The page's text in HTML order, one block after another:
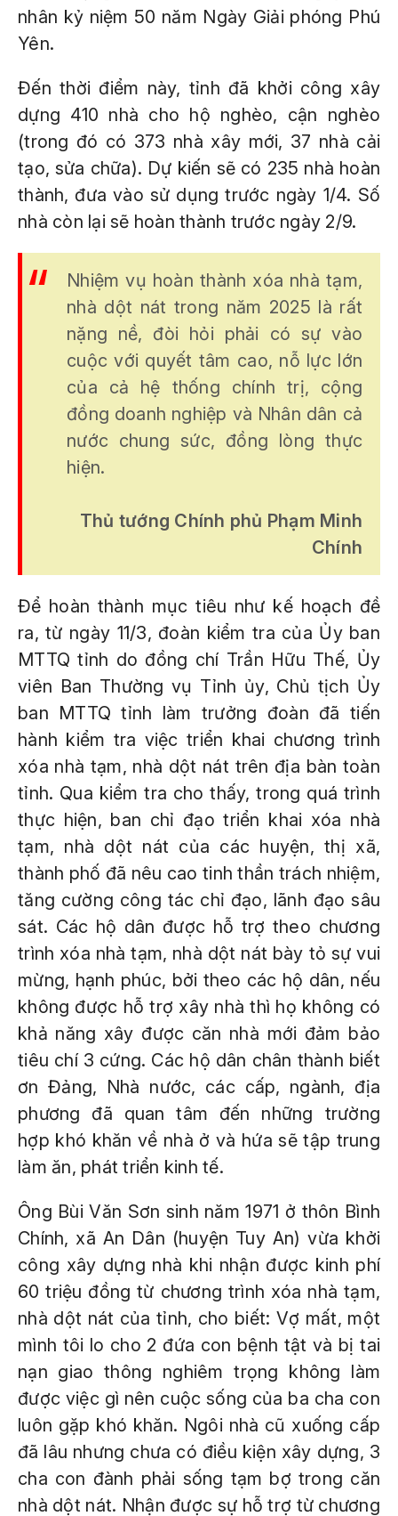
nhân kỷ niệm 50 năm Ngày Giải phóng Phú
Yên.
Đến thời điểm này, tỉnh đã khởi công xây
dựng 410 nhà cho hộ nghèo, cận nghèo
(trong đó có 373 nhà xây mới, 37 nhà cải
tạo, sửa chữa). Dự kiến sẽ có 235 nhà hoàn
thành, đưa vào sử dụng trước ngày 1/4. Số
nhà còn lại sẽ hoàn thành trước ngày 2/9.
Nhiệm vụ hoàn thành xóa nhà tạm,
nhà dột nát trong năm 2025 là rất
nặng nề, đòi hỏi phải có sự vào
cuộc với quyết tâm cao, nỗ lực lớn
của cả hệ thống chính trị, cộng
đồng doanh nghiệp và Nhân dân cả
nước chung sức, đồng lòng thực
hiện.
Thủ tướng Chính phủ Phạm Minh
Chính
Để hoàn thành mục tiêu như kế hoạch đề
ra, từ ngày 11/3, đoàn kiểm tra của Ủy ban
MTTQ tỉnh do đồng chí Trần Hữu Thế, Ủy
viên Ban Thường vụ Tỉnh ủy, Chủ tịch Ủy
ban MTTQ tỉnh làm trưởng đoàn đã tiến
hành kiểm tra việc triển khai chương trình
xóa nhà tạm, nhà dột nát trên địa bàn toàn
tỉnh. Qua kiểm tra cho thấy, trong quá trình
thực hiện, ban chỉ đạo triển khai xóa nhà
tạm, nhà dột nát của các huyện, thị xã,
thành phố đã nêu cao tinh thần trách nhiệm,
tăng cường công tác chỉ đạo, lãnh đạo sâu
sát. Các hộ dân được hỗ trợ theo chương
trình xóa nhà tạm, nhà dột nát bày tỏ sự vui
mừng, hạnh phúc, bởi theo các hộ dân, nếu
không được hỗ trợ xây nhà thì họ không có
khả năng xây được căn nhà mới đảm bảo
tiêu chí 3 cứng. Các hộ dân chân thành biết
ơn Đảng, Nhà nước, các cấp, ngành, địa
phương đã quan tâm đến những trường
hợp khó khăn về nhà ở và hứa sẽ tập trung
làm ăn, phát triển kinh tế.
Ông Bùi Văn Sơn sinh năm 1971 ở thôn Bình
Chính, xã An Dân (huyện Tuy An) vừa khởi
công xây dựng nhà khi nhận được kinh phí
60 triệu đồng từ chương trình xóa nhà tạm,
nhà dột nát của tỉnh, cho biết: Vợ mất, một
mình tôi lo cho 2 đứa con bệnh tật và bị tai
nạn giao thông nghiêm trọng không làm
được việc gì nên cuộc sống của ba cha con
luôn gặp khó khăn. Ngôi nhà cũ xuống cấp
đã lâu nhưng chưa có điều kiện xây dựng, 3
cha con đành phải sống tạm bợ trong căn
nhà dột nát. Nhận được sự hỗ trợ từ chương